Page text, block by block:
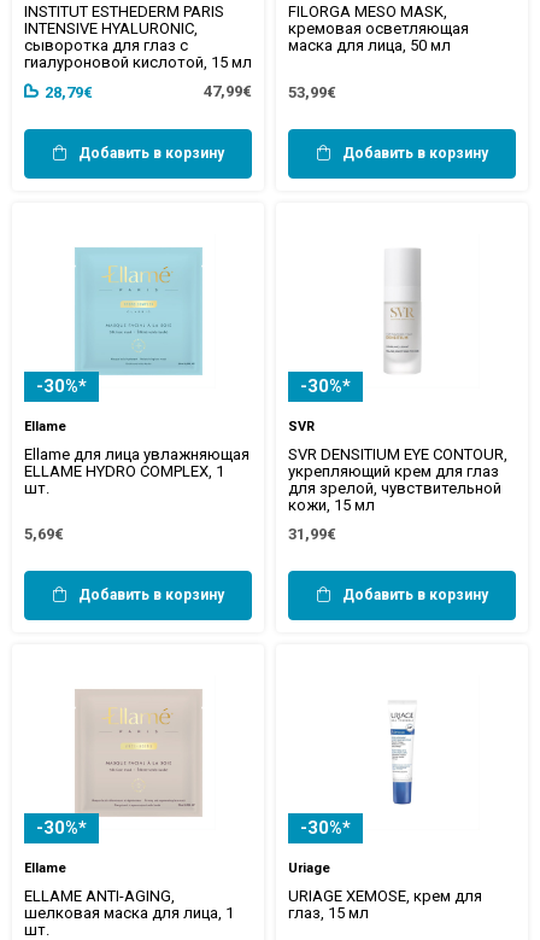
INSTITUT ESTHEDERM PARIS
INTENSIVE HYALURONIC,
сыворотка для глаз с
гиалуроновой кислотой, 15 мл
28,79€
47,99€
Добавить в корзину
FILORGA MESO MASK,
кремовая осветляющая
маска для лица, 50 мл
53,99€
Добавить в корзину
-30%*
Ellame
Ellame для лица увлажняющая
ELLAME HYDRO COMPLEX, 1
шт.
5,69€
Добавить в корзину
-30%*
SVR
SVR DENSITIUM EYE CONTOUR,
укрепляющий крем для глаз
для зрелой, чувствительной
кожи, 15 мл
31,99€
Добавить в корзину
-30%*
Ellame
ELLAME ANTI-AGING,
шелковая маска для лица, 1
шт.
-30%*
Uriage
URIAGE XEMOSE, крем для
глаз, 15 мл